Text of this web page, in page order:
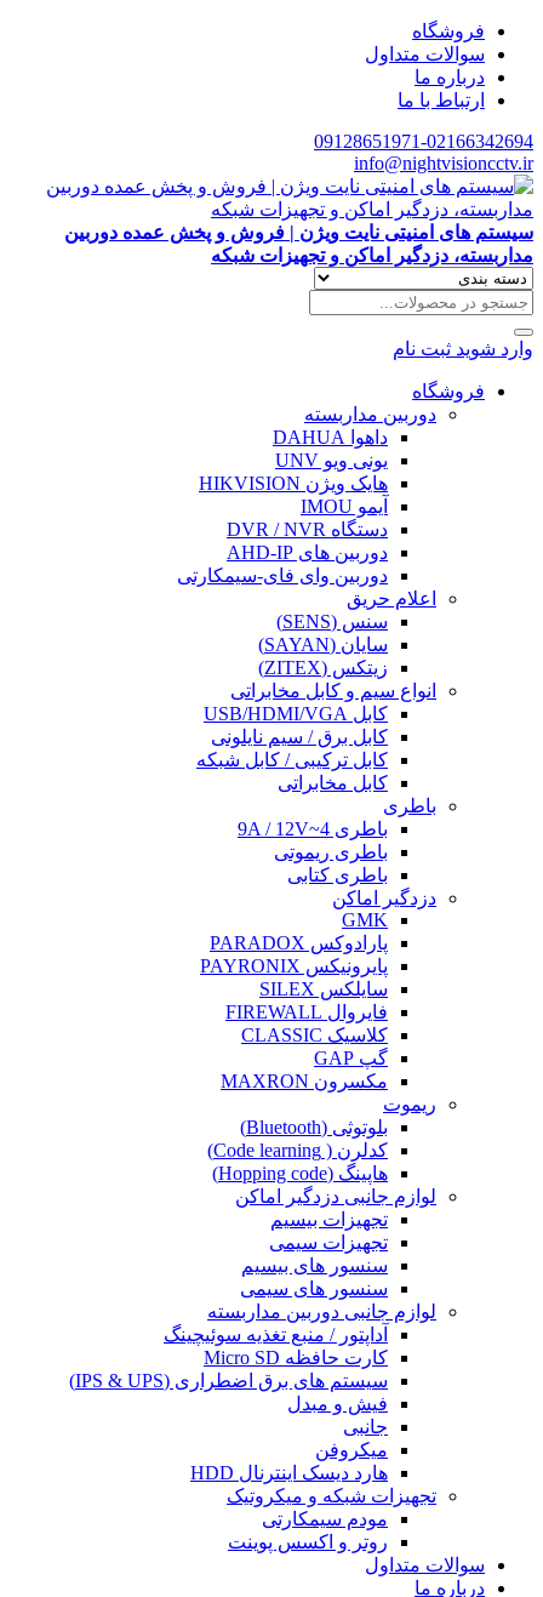
فروشگاه
سوالات متداول
درباره ما
ارتباط با ما
09128651971-02166342694
info@nightvisioncctv.ir
سیستم های امنیتی نایت ویژن | فروش و پخش عمده دوربین
مداربسته، دزدگیر اماکن و تجهیزات شبکه
وارد شوید ثبت نام
فروشگاه
دوربین مداربسته
داهوا DAHUA
یونی ویو UNV
هایک ویژن HIKVISION
آیمو IMOU
دستگاه DVR / NVR
دوربین های AHD-IP
دوربین وای فای-سیمکارتی
اعلام حریق
سنس (SENS)
سایان (SAYAN)
زیتکس (ZITEX)
انواع سیم و کابل مخابراتی
کابل USB/HDMI/VGA
کابل برق / سیم نایلونی
کابل ترکیبی / کابل شبکه
کابل مخابراتی
باطری
باطری 4~9A / 12V
باطری ریموتی
باطری کتابی
دزدگیر اماکن
GMK
پارادوکس PARADOX
پایرونیکس PAYRONIX
سایلکس SILEX
فایروال FIREWALL
کلاسیک CLASSIC
گپ GAP
مکسرون MAXRON
ریموت
بلوتوثی (Bluetooth)
کدلرن ( Code learning)
هاپینگ (Hopping code)
لوازم جانبی دزدگیر اماکن
تجهیزات بیسیم
تجهیزات سیمی
سنسور های بیسیم
سنسور های سیمی
لوازم جانبی دوربین مداربسته
آداپتور / منبع تغذیه سوئیچینگ
کارت حافظه Micro SD
سیستم های برق اضطراری (IPS & UPS)
فیش و مبدل
جانبی
میکروفن
هارد دیسک اینترنال HDD
تجهیزات شبکه و میکروتیک
مودم سیمکارتی
روتر و اکسس پوینت
سوالات متداول
درباره ما